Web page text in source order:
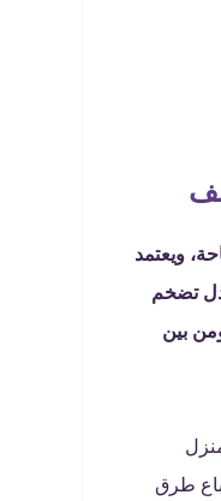
ويعتمد
تضخم
بين
طرق